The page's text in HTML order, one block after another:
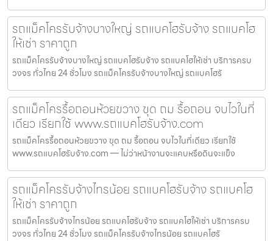
รถแม็คโครรับจ้างบางใหญ่ รถแบคโฮรับจ้าง รถแบคโฮ
ให้เช่า ราคาถูก
รถแม็คโครรับจ้างบางใหญ่ รถแบคโฮรับจ้าง รถแบคโฮให้เช่า บริการครบ
วงจร ทั่วไทย 24 ชั่วโมง รถแม็คโครรับจ้างบางใหญ่ รถแบคโฮรั
รถแม็คโครรื้อถอนห้วยขวาง ขุด ถม รื้อถอน จบไวในที่
เดียว เรียกใช้ www.รถแบคโฮรับจ้าง.com
รถแม็คโครรื้อถอนห้วยขวาง ขุด ถม รื้อถอน จบไวในที่เดียว เรียกใช้
www.รถแบคโฮรับจ้าง.com — ไม่ว่าหน้างานจะแคบหรือดินจะแข็ง
รถแม็คโครรับจ้างไทรน้อย รถแบคโฮรับจ้าง รถแบคโฮ
ให้เช่า ราคาถูก
รถแม็คโครรับจ้างไทรน้อย รถแบคโฮรับจ้าง รถแบคโฮให้เช่า บริการครบ
วงจร ทั่วไทย 24 ชั่วโมง รถแม็คโครรับจ้างไทรน้อย รถแบคโฮรั